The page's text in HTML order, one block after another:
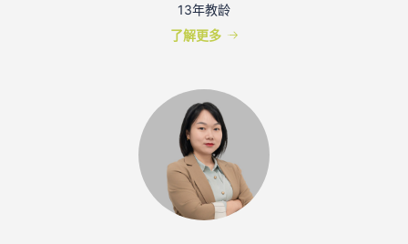
13年教龄
了解更多